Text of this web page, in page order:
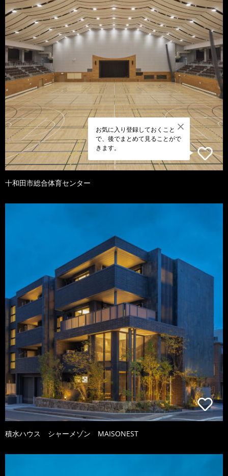
お気に入り登録しておくこと
で、後でまとめて見ることがで
きます。
十和田市総合体育センター
積水ハウス シャーメゾン MAISONEST